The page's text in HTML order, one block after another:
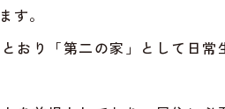
す。
おり「第二の家」として日常